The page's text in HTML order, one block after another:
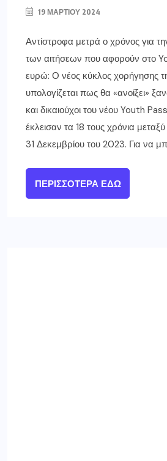
19 ΜΑΡΤΊΟΥ 2024
Αντίστροφα μετρά ο χρόνος για
των αιτήσεων που αφορούν στο
ευρώ: Ο νέος κύκλος χορήγησης
υπολογίζεται πως θα «ανοίξει»
και δικαιούχοι του νέου Youth
έκλεισαν τα 18 τους χρόνια
31 Δεκεμβρίου του 2023. Για να
ΠΕΡΙΣΣΌΤΕΡΑ ΕΔΏ